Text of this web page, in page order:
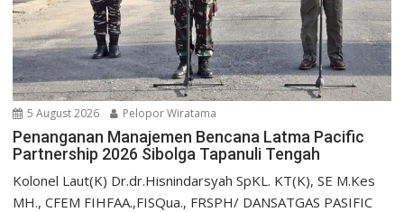
5 August 2026 Pelopor Wiratama
Penanganan Manajemen Bencana Latma Pacific
Partnership 2026 Sibolga Tapanuli Tengah
Kolonel Laut(K) Dr.dr.Hisnindarsyah SpKL. KT(K), SE M.Kes
MH., CFEM FIHFAA.,FISQua., FRSPH/ DANSATGAS PASIFIC